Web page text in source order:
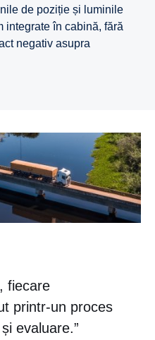
de poziție și luminile
integrate în cabină, fără
negativ asupra
fiecare
printr-un proces
evaluare.”